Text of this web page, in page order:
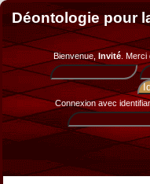
Déontologie pour
Bienvenue, Invité.
Connexion avec